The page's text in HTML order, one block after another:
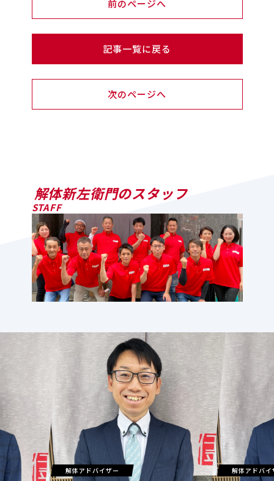
前のページへ
記事一覧に戻る
次のページへ
解体新左衛門のスタッフ
STAFF
解体アドバイザー 解体アドバイ